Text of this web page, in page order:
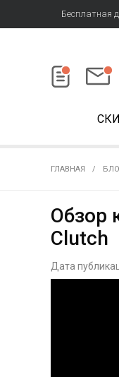
Бесплатная
ГЛАВНАЯ
Обзор
Clutch
Дата